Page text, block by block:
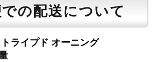
の配送について
ライプド オーニング